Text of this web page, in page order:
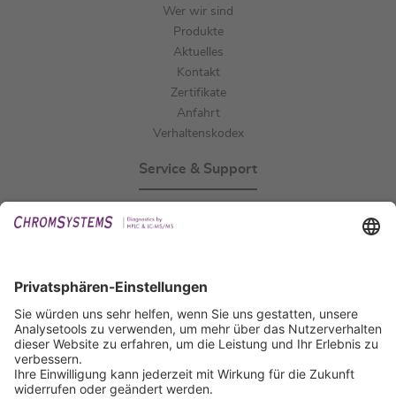
Wer wir sind
Produkte
Aktuelles
Kontakt
Zertifikate
Anfahrt
Verhaltenskodex
Service & Support
IFU anfordern
Zertifizierungen